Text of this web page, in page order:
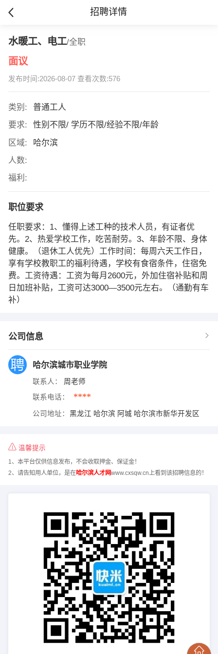
招聘详情
水暖工、电工/全职
面议
发布时间:2026-08-07 查看次数:576
类别:
普通工人
要求:
性别不限/ 学历不限/经验不限/年龄
区域:
哈尔滨
人数:
福利:
职位要求
任职要求：1、懂得上述工种的技术人员，有证者优
先。2、热爱学校工作，吃苦耐劳。3、年龄不限、身体
健康。（退休工人优先）工作时间：每周六天工作日，
享有学校教职工的福利待遇，学校有食宿条件，住宿免
费。工资待遇：工资为每月2600元，外加住宿补贴和周
日加班补贴，工资可达3000—3500元左右。（通勤有车
补）
公司信息
哈尔滨城市职业学院
联系人： 周老师
联系电话： ****
公司地址： 黑龙江 哈尔滨 阿城 哈尔滨市新华开发区
温馨提示
1、本平台仅供信息发布，不会收取押金、保证金！
2、请告知用人单位，是在哈尔滨人才网www.cxsqw.cn上看到该招聘信息的！